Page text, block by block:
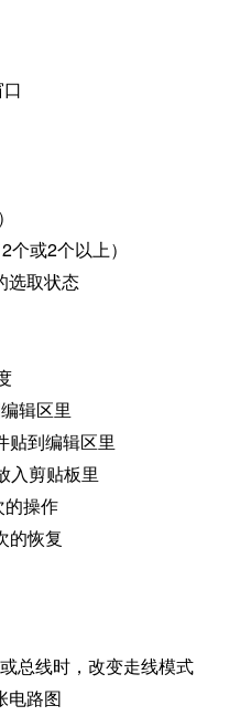
或2个以上）
取状态
辑区里
到编辑区里
剪贴板里
操作
恢复
总线时，改变走线模式
路图